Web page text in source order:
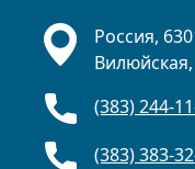
Россия,
(383) 244-
(383) 383-